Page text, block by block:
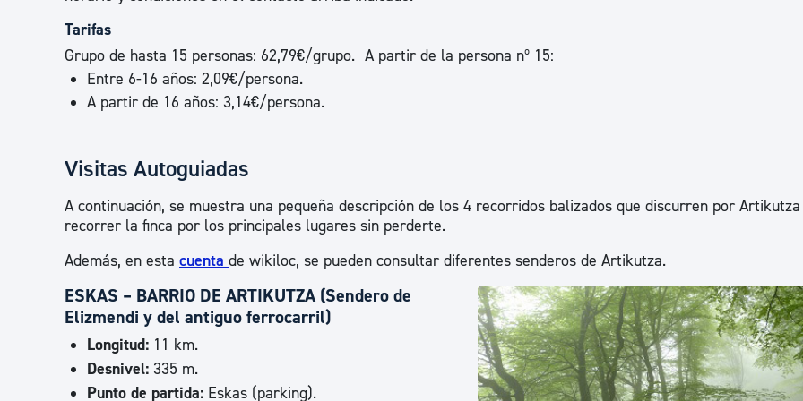
Tarifas
Grupo de hasta 15 personas: 62,79€/grupo. A partir de la persona nº 15:
Entre 6-16 años: 2,09€/persona.
A partir de 16 años: 3,14€/persona.
Visitas Autoguiadas
A continuación, se muestra una pequeña descripción de los 4 recorridos balizados que discurren por
recorrer la finca por los principales lugares sin perderte.
Además, en esta cuenta de wikiloc, se pueden consultar diferentes senderos de Artikutza.
ESKAS – BARRIO DE ARTIKUTZA (Sendero de
Elizmendi y del antiguo ferrocarril)
Longitud: 11 km.
Desnivel: 335 m.
Punto de partida: Eskas (parking).